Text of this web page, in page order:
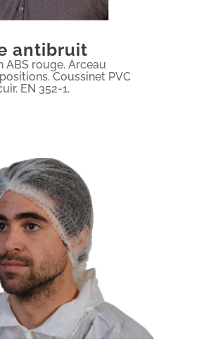
antibruit
ABS rouge. Arceau
Coussinet PVC
EN 352-1.